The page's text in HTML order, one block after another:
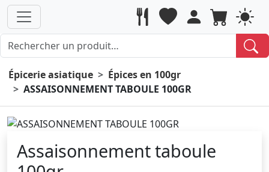
Épicerie asiatique
Épices en 100gr
ASSAISONNEMENT TABOULE 100GR
Assaisonnement taboule